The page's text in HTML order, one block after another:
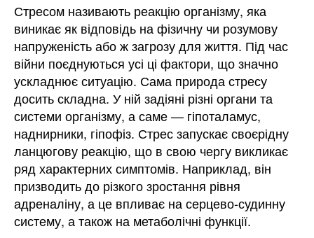
Стресом називають реакцію організму, яка
виникає як відповідь на фізичну чи розумову
напруженість або ж загрозу для життя. Під час
війни поєднуються усі ці фактори, що значно
ускладнює ситуацію. Сама природа стресу
досить складна. У ній задіяні різні органи та
системи організму, а саме — гіпоталамус,
наднирники, гіпофіз. Стрес запускає своєрідну
ланцюгову реакцію, що в свою чергу викликає
ряд характерних симптомів. Наприклад, він
призводить до різкого зростання рівня
адреналіну, а це впливає на серцево-судинну
систему, а також на метаболічні функції.